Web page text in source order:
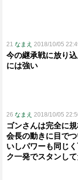
21 なまえ 2018/10/05
今の継承戦に放り
には強い
26 なまえ 2018/10/05
ゴンさんは完全に
会長の動きに目で
いしパワーも同じ
ク一発でスタンして